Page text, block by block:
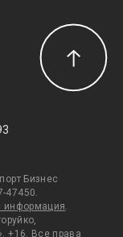
Бизнес
47450.
информация.
+16. Все права